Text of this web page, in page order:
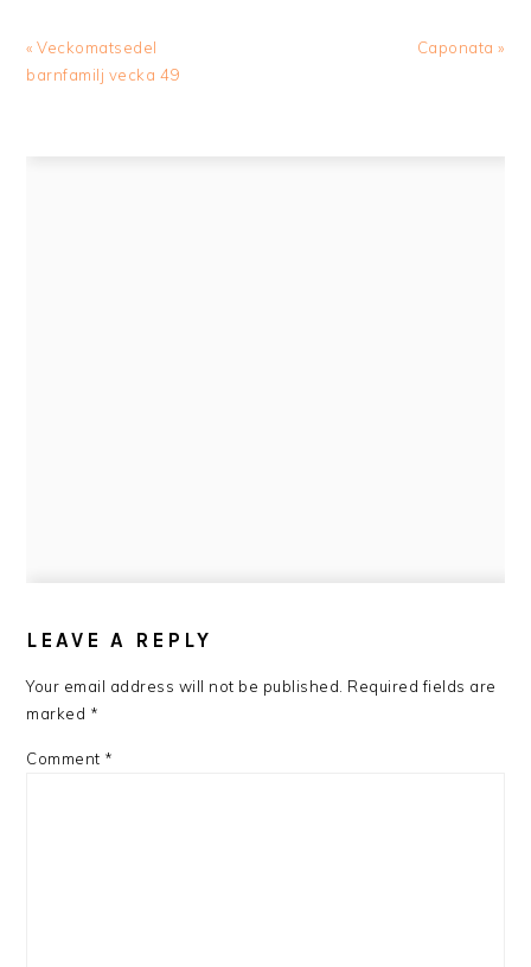
Previous
Post:
« Veckomatsedel
barnfamilj vecka 49
Next
Caponata »
INTERACTIONS
LEAVE A REPLY
Your email address will not be published. Required fields are
marked *
Comment *